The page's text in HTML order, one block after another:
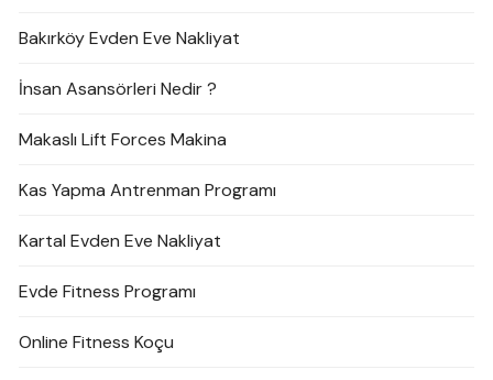
Bakırköy Evden Eve Nakliyat
İnsan Asansörleri Nedir ?
Makaslı Lift Forces Makina
Kas Yapma Antrenman Programı
Kartal Evden Eve Nakliyat
Evde Fitness Programı
Online Fitness Koçu